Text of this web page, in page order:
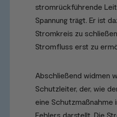
stromrückführende
Spannung trägt. Er ist
Stromkreis zu
Stromfluss erst zu
Abschließend widmen
Schutzleiter, der, wie
eine Schutzmaßnahme
Fehlers darstellt. Die